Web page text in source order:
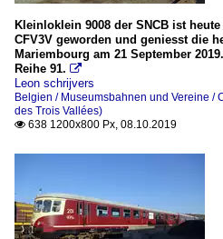
Kleinloklein 9008 der SNCB ist
CFV3V geworden und geniesst die
Mariembourg am 21 September
Reihe 91. 
Leon schrijvers
Belgien / Museumsbahnen und Vereine /
des Trois Vallées)
 638 1200x800 Px, 08.10.2019